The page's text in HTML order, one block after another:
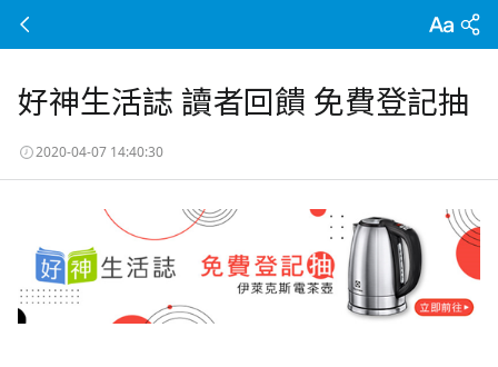
好神生活誌 讀者回饋 免費登記抽
2020-04-07 14:40:30